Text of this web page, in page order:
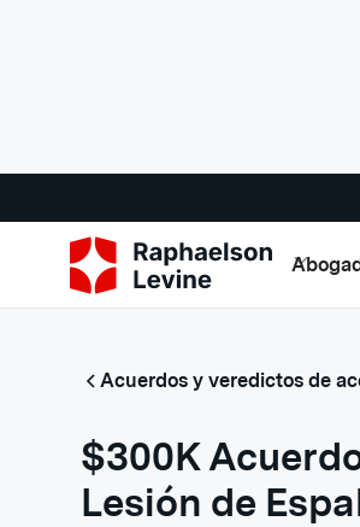
Acuerdos y veredictos de
$300K
Lesión de